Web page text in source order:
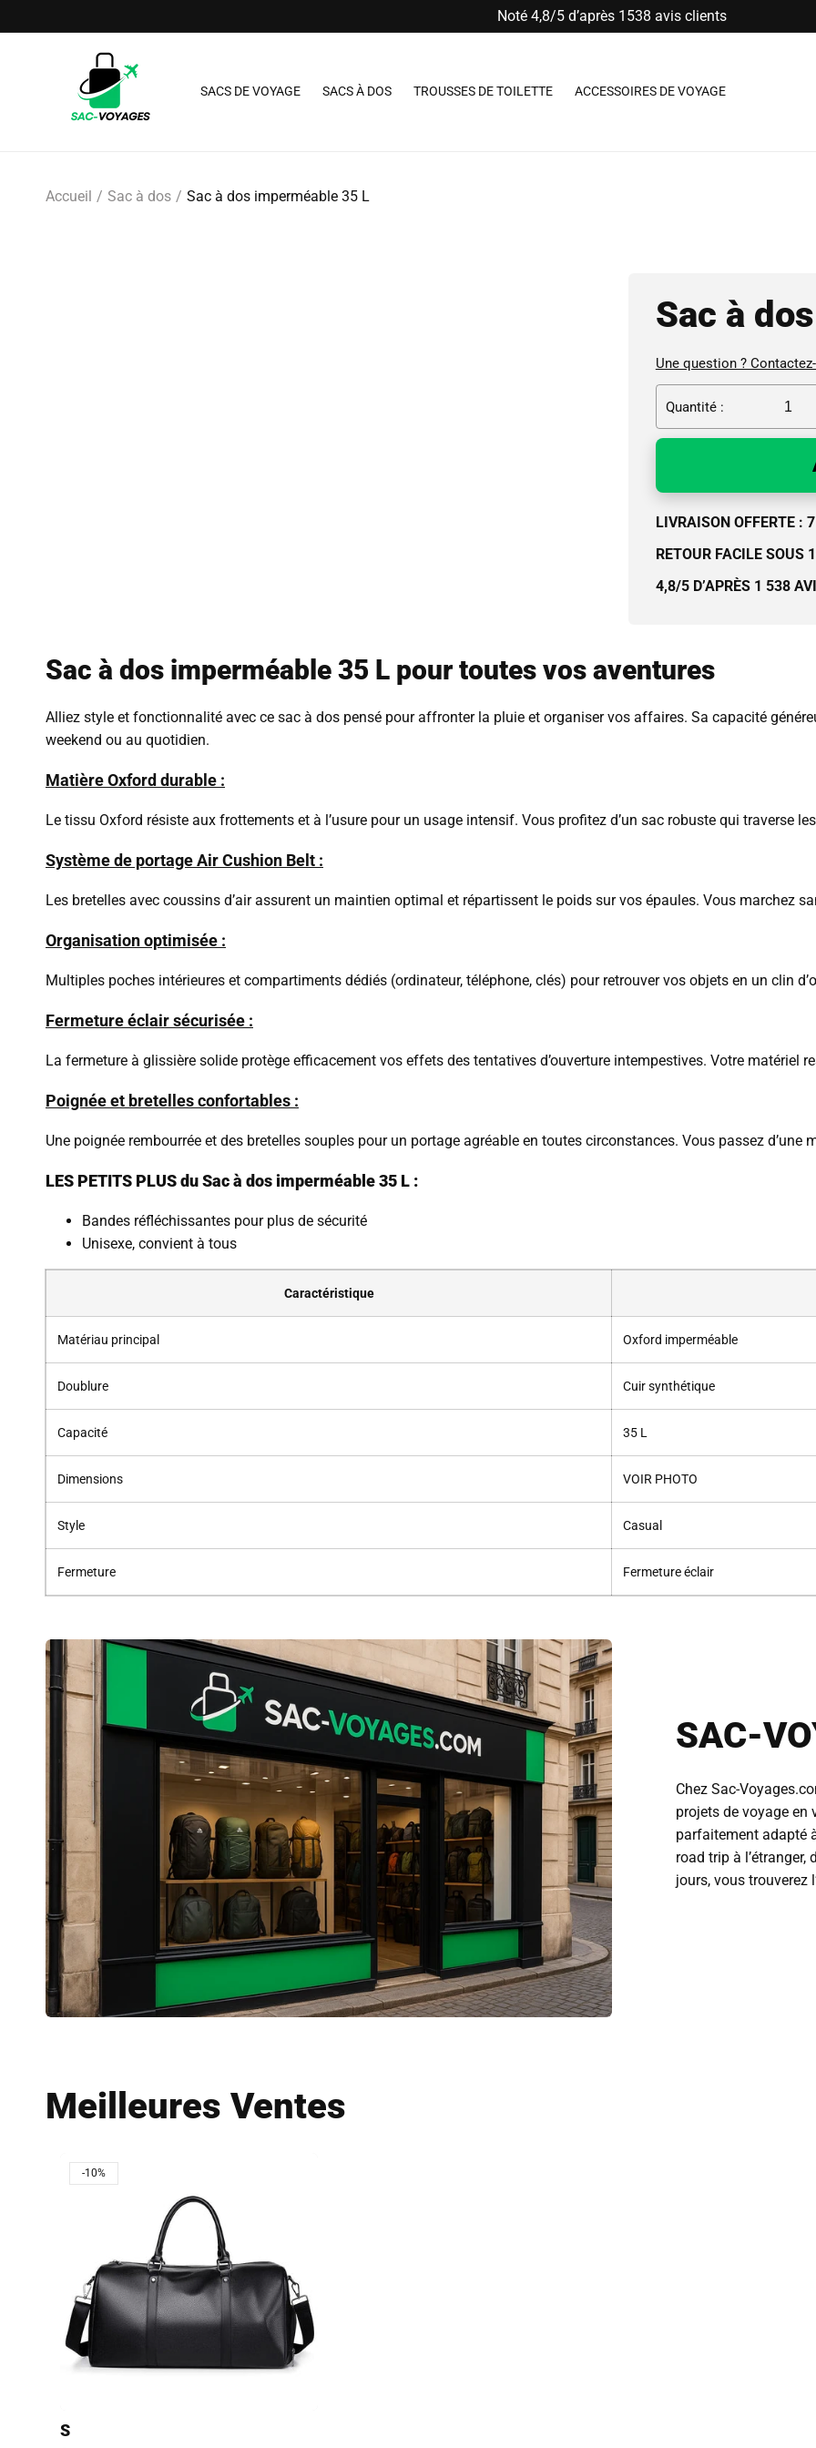
Noté 4,8/5 d’après 1538 avis clients
SACS DE VOYAGE SACS À DOS TROUSSES DE TOILETTE ACCESSOIRES DE VOYAGE
Accueil Sac à dos Sac à dos imperméable 35 L
Sac à
Une question ?
Quantité :
LIVRAISON OFFERTE :
RETOUR FACILE SOUS
4,8/5 D’APRÈS 1 538
Sac à dos imperméable 35 L pour toutes vos aventures
Alliez style et fonctionnalité avec ce sac à dos pensé pour affronter la pluie et organiser vos affaires. Sa capacité
weekend ou au quotidien.
Matière Oxford durable :
Le tissu Oxford résiste aux frottements et à l’usure pour un usage intensif. Vous profitez d’un sac robuste qui traverse
Système de portage Air Cushion Belt :
Les bretelles avec coussins d’air assurent un maintien optimal et répartissent le poids sur vos épaules. Vous marchez
Organisation optimisée :
Multiples poches intérieures et compartiments dédiés (ordinateur, téléphone, clés) pour retrouver vos objets en un clin
Fermeture éclair sécurisée :
La fermeture à glissière solide protège efficacement vos effets des tentatives d’ouverture intempestives. Votre matériel
Poignée et bretelles confortables :
Une poignée rembourrée et des bretelles souples pour un portage agréable en toutes circonstances. Vous passez d’une
LES PETITS PLUS du Sac à dos imperméable 35 L :
Bandes réfléchissantes pour plus de sécurité
Unisexe, convient à tous
Caractéristique
Matériau principal Oxford imperméable
Doublure Cuir synthétique
Capacité 35 L
Dimensions VOIR PHOTO
Style Casual
Fermeture Fermeture éclair
SAC-
Chez Sac-
projets de voyage en
parfaitement adapté
road trip à
jours, vous trouverez
Meilleures Ventes
-10%
S